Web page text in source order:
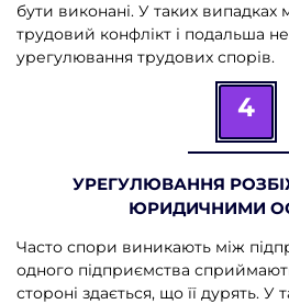
бути виконані. У таких
трудовий конфлікт і подальша
урегулювання трудових спорів.
4
УРЕГУЛЮВАННЯ
ЮРИДИЧНИМИ
Часто спори виникають між
одного підприємства
стороні здається, що її дурять. У